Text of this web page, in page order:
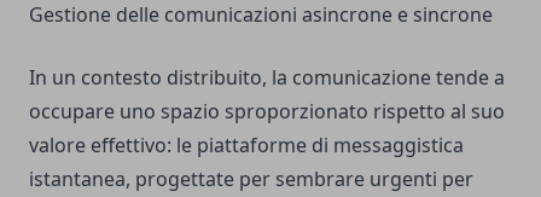
Gestione delle comunicazioni asincrone e sincrone
In un contesto distribuito, la comunicazione tende a
occupare uno spazio sproporzionato rispetto al suo
valore effettivo: le piattaforme di messaggistica
istantanea, progettate per sembrare urgenti per